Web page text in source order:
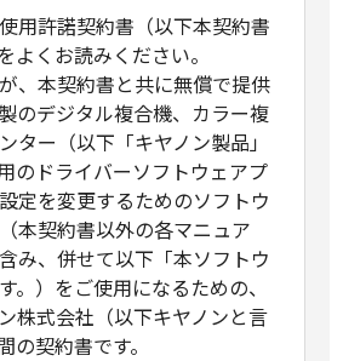
用許諾契約書（以下本契約書
よくお読みください。
、本契約書と共に無償で提供
のデジタル複合機、カラー複
ター（以下「キヤノン製品」
のドライバーソフトウェアプ
定を変更するためのソフトウ
本契約書以外の各マニュア
み、併せて以下「本ソフトウ
。）をご使用になるための、
株式会社（以下キヤノンと言
の契約書です。